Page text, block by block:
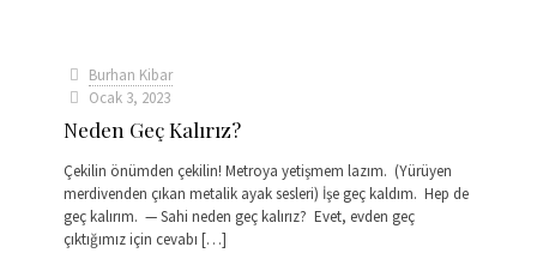
Burhan Kibar
Ocak 3, 2023
Neden Geç Kalırız?
Çekilin önümden çekilin! Metroya yetişmem lazım. (Yürüyen
merdivenden çıkan metalik ayak sesleri) İşe geç kaldım. Hep de
geç kalırım. — Sahi neden geç kalırız? Evet, evden geç
çıktığımız için cevabı […]